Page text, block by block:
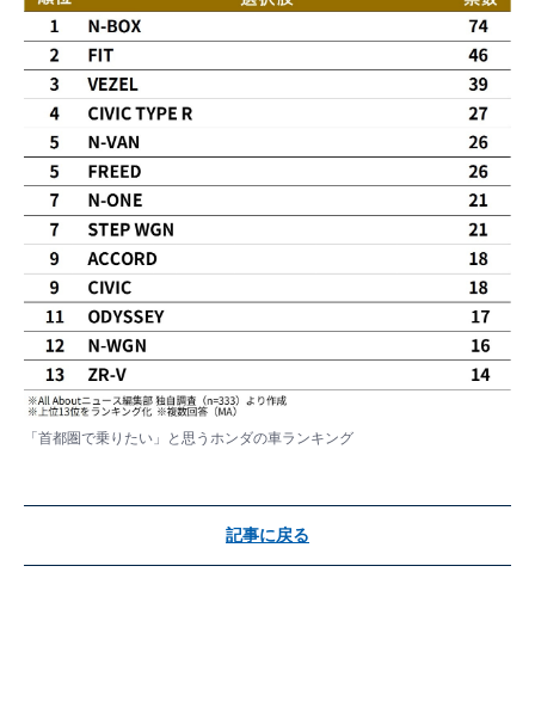
「首都圏で乗りたい」と思うホンダの車ランキング
記事に戻る